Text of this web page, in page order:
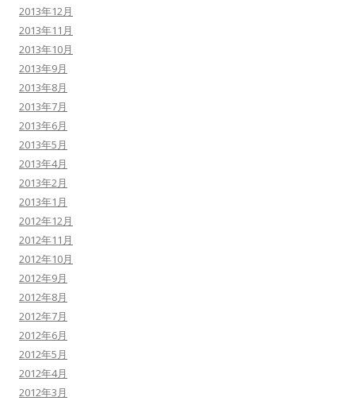
2013年12月
2013年11月
2013年10月
2013年9月
2013年8月
2013年7月
2013年6月
2013年5月
2013年4月
2013年2月
2013年1月
2012年12月
2012年11月
2012年10月
2012年9月
2012年8月
2012年7月
2012年6月
2012年5月
2012年4月
2012年3月